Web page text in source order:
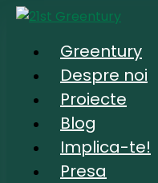
Greentury
Despre noi
Proiecte
Blog
Implica-te!
Presa